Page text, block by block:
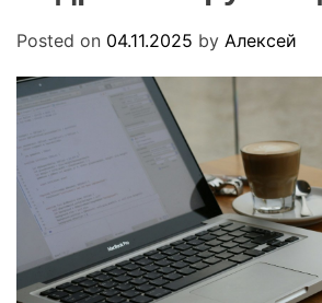
Posted on 04.11.2025 by Алексей